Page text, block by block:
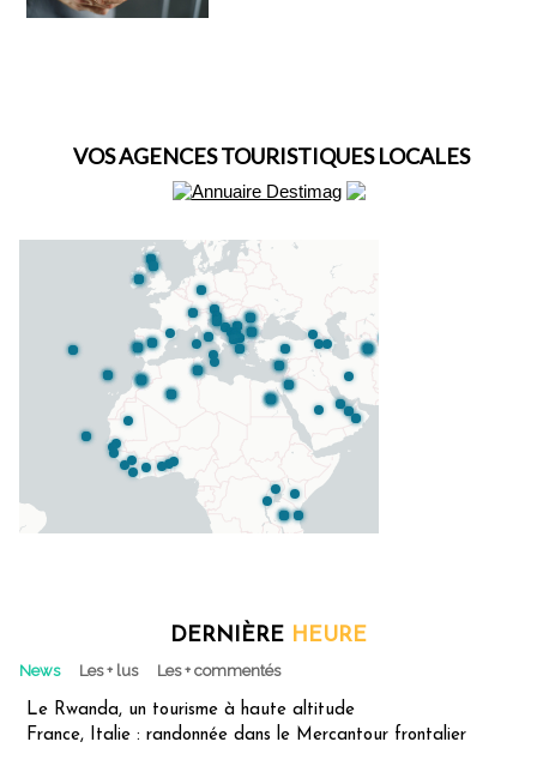
VOS AGENCES TOURISTIQUES LOCALES
DERNIÈRE HEURE
News Les + lus Les + commentés
Le Rwanda, un tourisme à haute altitude
France, Italie : randonnée dans le Mercantour frontalier